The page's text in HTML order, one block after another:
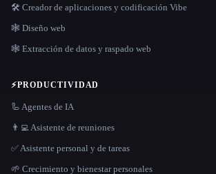
🛠️ Creador de aplicaciones y codificación Vibe
🕸 Diseño web
🕸️ Extracción de datos y raspado web
⚡PRODUCTIVIDAD
🦾 Agentes de IA
👨‍💻 Asistente de reuniones
✅ Asistente personal y de tareas
🌱 Crecimiento y bienestar personales